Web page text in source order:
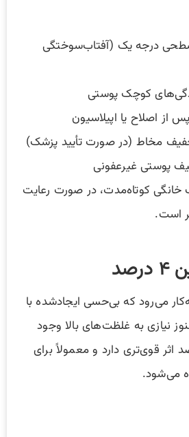
درجه یک (آفتاب‌سوختگی
کوچک پوستی
از اصلاح یا اپیلاسیون
مخاط (در صورت تأیید پزشک)
پوستی غیرعفونی
کوتاه‌مدت، در صورت رعایت
است.
زمانی به‌کار می‌رود که بی‌حسی ایجادشده با
نیازی به غلظت‌های بالا وجود
اثر قوی‌تری دارد و معمولاً برای
می‌شود.